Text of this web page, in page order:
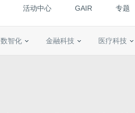
活动中心 GAIR 专题
数智化 金融科技 医疗科技